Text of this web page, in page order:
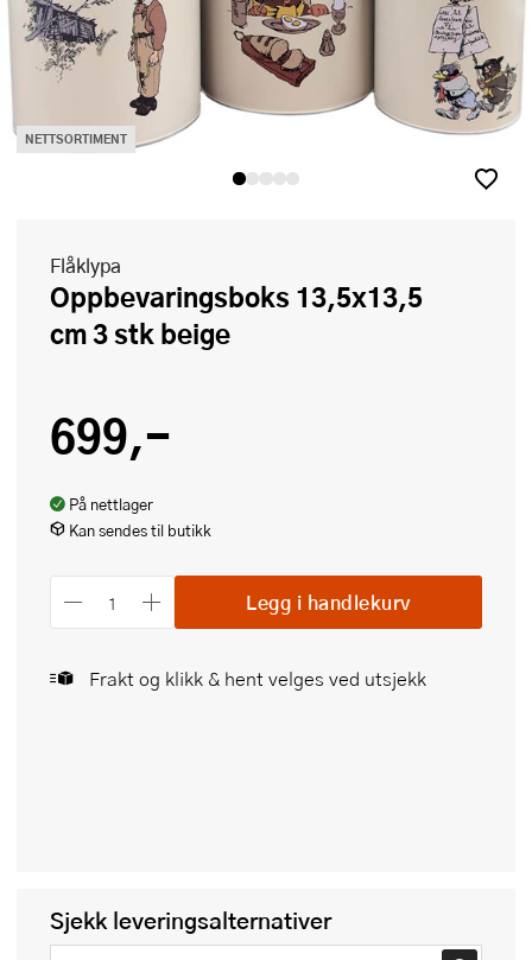
NETTSORTIMENT
Flåklypa
Oppbevaringsboks 13,5x13,5
cm 3 stk beige
699,-
På nettlager
Kan sendes til butikk
Legg i handlekurv
Frakt og klikk & hent velges ved utsjekk
Sjekk leveringsalternativer